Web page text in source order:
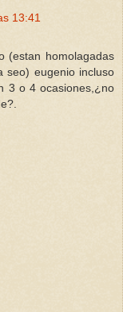
13:41
(estan homolagadas
seo) eugenio incluso
3 o 4 ocasiones,¿no